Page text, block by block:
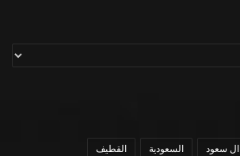
ال سعود السعودية القطيف